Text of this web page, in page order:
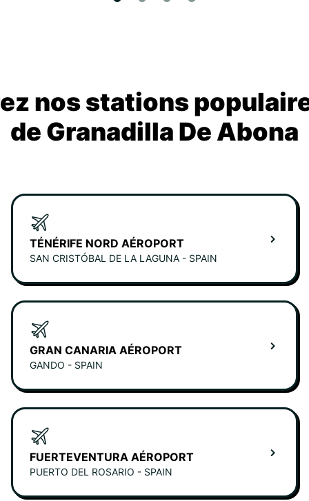
nos stations
de Granadilla De Abona
TÉNÉRIFE NORD AÉROPORT
SAN CRISTÓBAL DE LA LAGUNA - SPAIN
GRAN CANARIA AÉROPORT
GANDO - SPAIN
FUERTEVENTURA AÉROPORT
PUERTO DEL ROSARIO - SPAIN